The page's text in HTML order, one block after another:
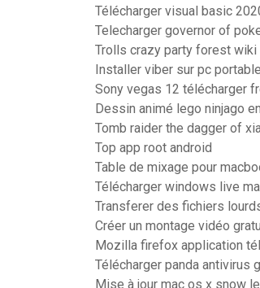
Télécharger visual basic
Telecharger governor of
Trolls crazy party forest wiki
Installer viber sur pc
Sony vegas 12 télécharger
Dessin animé lego ninjago
Tomb raider the dagger of
Top app root android
Table de mixage pour
Télécharger windows live
Transferer des fichiers
Créer un montage vidéo
Mozilla firefox application
Télécharger panda antivirus
Mise à jour mac os x snow